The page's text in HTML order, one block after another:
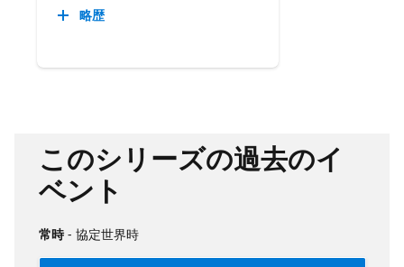
略歴
このシリーズの過去のイ
ベント
常時- 協定世界時